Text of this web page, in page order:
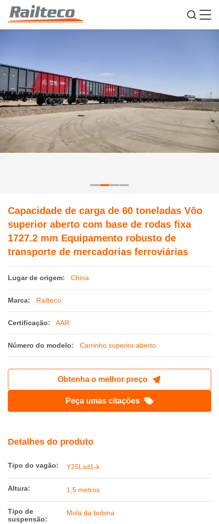
Capacidade de carga de 60 toneladas Vôo
superior aberto com base de rodas fixa
1727.2 mm Equipamento robusto de
transporte de mercadorias ferroviárias
Lugar de origem: China
Marca: Railteco
Certificação: AAR
Número do modelo: Carrinho superior aberto
Obtenha o melhor preço
Peça umas citações
Detalhes do produto
Tipo do vagão: Y25Lsd1-k
Altura: 1,5 metros
Tipo de
suspensão:
Mola da bobina